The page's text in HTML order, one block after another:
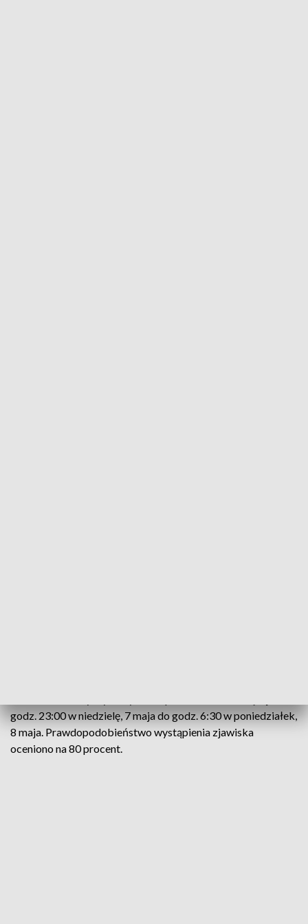
godz. 23:00 w niedzielę, 7 maja do godz. 6:30 w poniedziałek,
8 maja. Prawdopodobieństwo wystąpienia zjawiska
oceniono na 80 procent.